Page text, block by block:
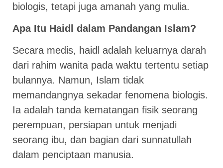
biologis, tetapi juga amanah yang mulia.
Apa Itu Haidl dalam Pandangan Islam?
Secara medis, haidl adalah keluarnya darah
dari rahim wanita pada waktu tertentu setiap
bulannya. Namun, Islam tidak
memandangnya sekadar fenomena biologis.
Ia adalah tanda kematangan fisik seorang
perempuan, persiapan untuk menjadi
seorang ibu, dan bagian dari sunnatullah
dalam penciptaan manusia.